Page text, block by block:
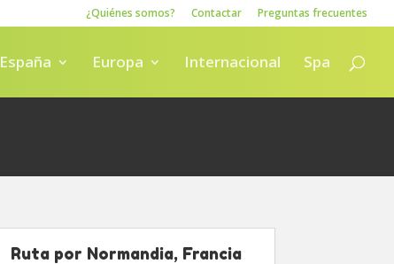
¿Quiénes somos? Contactar Preguntas frecuentes
España Europa Internacional Spa
Ruta por Normandia, Francia